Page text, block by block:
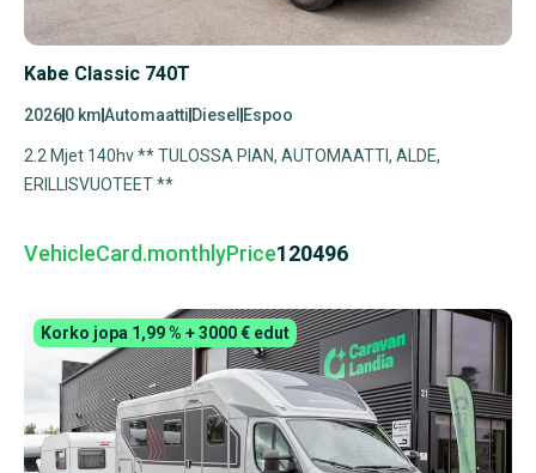
Kabe Classic 740T
20260 kmAutomaatti Diesel Espoo
2.2 Mjet 140hv ** TULOSSA PIAN, AUTOMAATTI, ALDE,
ERILLISVUOTEET **
VehicleCard.monthlyPrice120496
Korko jopa 1,99 % + 3000 € edut